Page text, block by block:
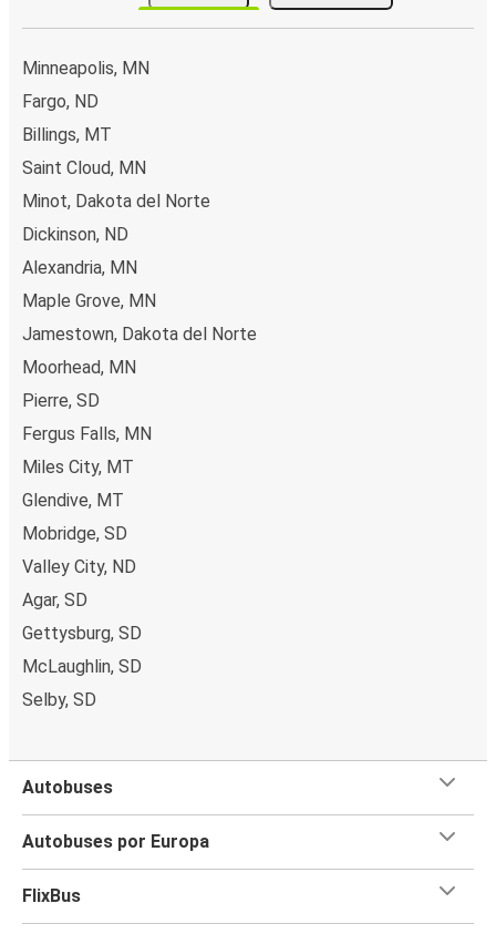
Minneapolis, MN
Fargo, ND
Billings, MT
Saint Cloud, MN
Minot, Dakota del Norte
Dickinson, ND
Alexandria, MN
Maple Grove, MN
Jamestown, Dakota del Norte
Moorhead, MN
Pierre, SD
Fergus Falls, MN
Miles City, MT
Glendive, MT
Mobridge, SD
Valley City, ND
Agar, SD
Gettysburg, SD
McLaughlin, SD
Selby, SD
Autobuses
Autobuses por Europa
FlixBus